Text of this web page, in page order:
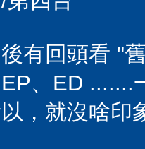
有回頭看 "
、ED .......
，就沒啥印